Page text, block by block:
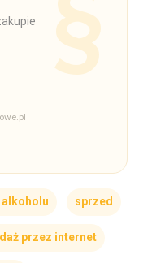
alkoholu sprzed
przez internet